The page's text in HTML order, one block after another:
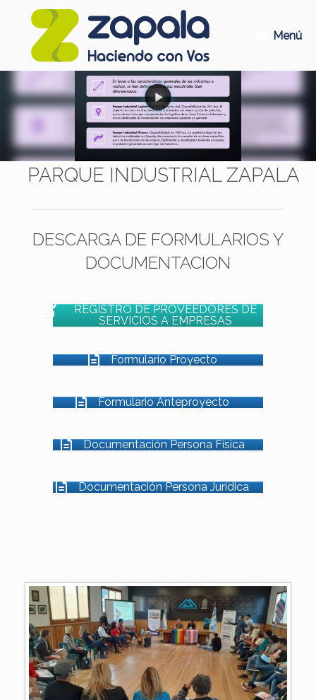
Menú
PARQUE INDUSTRIAL ZAPALA
DESCARGA DE FORMULARIOS Y
DOCUMENTACION
REGISTRO DE PROVEEDORES DE
SERVICIOS A EMPRESAS
Formulario Proyecto
Formulario Anteproyecto
Documentación Persona Física
Documentación Persona Jurídica